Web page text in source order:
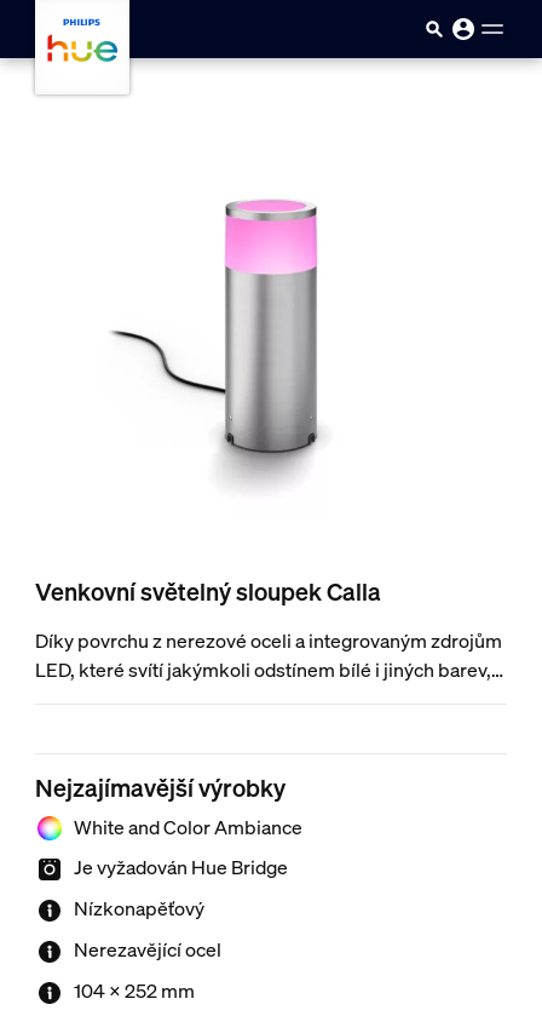
Přejít k hlavnímu obsahu
Venkovní světelný sloupek Calla
Díky povrchu z nerezové oceli a integrovaným zdrojům
LED, které svítí jakýmkoli odstínem bílé i jiných barev,
je tento majestátní doplňkový světelný sloupek
Nejzajímavější výrobky
White and Color Ambiance
Je vyžadován Hue Bridge
Nízkonapěťový
Nerezavějící ocel
104 × 252 mm